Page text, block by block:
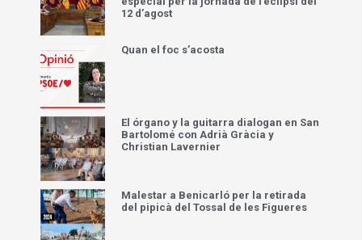
12 d’agost
Quan el foc s’acosta
El órgano y la guitarra dialogan en San
Bartolomé con Adrià Gràcia y
Christian Lavernier
Malestar a Benicarló per la retirada
del pipicà del Tossal de les Figueres